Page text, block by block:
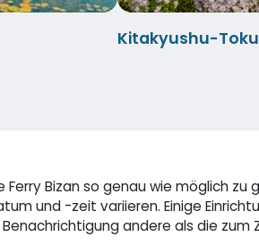
Kitakyushu-
Bizan so genau wie möglich
und -zeit variieren. Einige
andere als die